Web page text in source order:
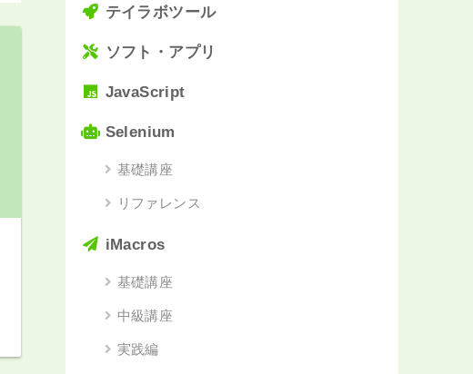
テイラボツール
ソフト・アプリ
JavaScript
Selenium
基礎講座
リファレンス
iMacros
基礎講座
中級講座
実践編